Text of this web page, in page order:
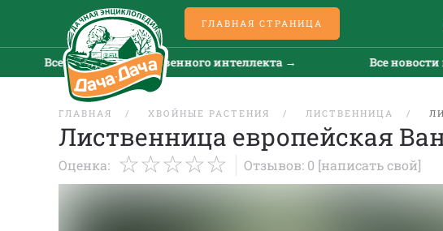
ГЛАВНАЯ СТРАНИЦА
Все новости искусственного интеллекта → Все новости
ГЛАВНАЯ ХВОЙНЫЕ РАСТЕНИЯ ЛИСТВЕННИЦА
Лиственница европейская
Оценка: Отзывов: 0 [написать свой]